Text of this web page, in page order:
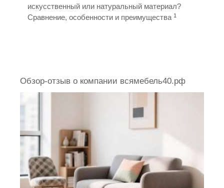
искусственный или натуральный материал?
Сравнение, особенности и преимущества 1
Обзор-отзыв о компании всямебель40.рф